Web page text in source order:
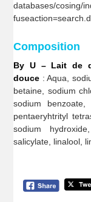
databases/cosing/
Composition
By U – Lait de
douce : Aqua,
betaine, sodium
sodium
pentaeryhtrityl
sodium
salicylate, linalool,